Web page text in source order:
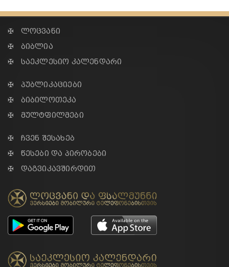
✠ ლოცვანი
✠ ბიბლია
✠ საეკლესიო კალენდარი
✠ პუბლიკაციები
✠ ბიბილოთეკა
✠ მულტფილმები
✠ ჩვენ შესახებ
✠ წესები და პირობები
✠ დაგვიკავშირდით